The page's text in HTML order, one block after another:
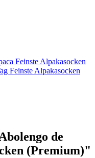
Feinste Alpakasocken
Feinste Alpakasocken
de
(Premium)"